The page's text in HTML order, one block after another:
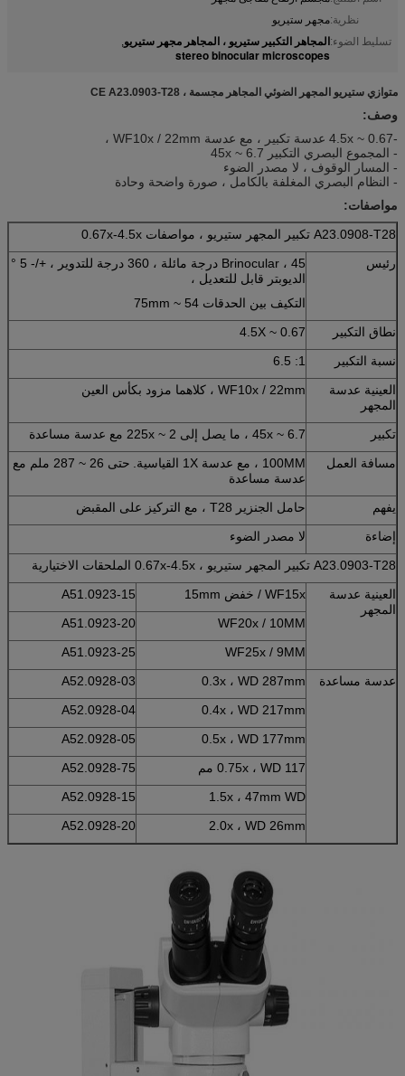
نظرية:مجهر ستيريو
تسليط الضوء:المجاهر التكبير ستيريو ، المجاهر مجهر ستيريو,
stereo binocular microscopes
متوازي ستيريو المجهر الضوئي المجاهر مجسمة ، CE A23.0903-T28
وصف:
-0.67 ~ 4.5x عدسة تكبير ، مع عدسة WF10x / 22mm ،
- المجموع البصري التكبير 6.7 ~ 45x
- المسار الوقوف ، لا مصدر الضوء
- النظام البصري المغلفة بالكامل ، صورة واضحة وحادة
مواصفات:
A23.0908-T28 تكبير المجهر ستيريو ، مواصفات 0.67x-4.5x
رئيس
Brinocular ، 45 درجة مائلة ، 360 درجة للتدوير ، +/- 5 °
الديوبتر قابل للتعديل ،
التكيف بين الحدقات 54 ~ 75mm
نطاق التكبير
0.67 ~ 4.5X
نسبة التكبير
1: 6.5
العينية عدسة
المجهر
WF10x / 22mm ، كلاهما مزود بكأس العين
تكبير
6.7 ~ 45x ، ما يصل إلى 2 ~ 225x مع عدسة مساعدة
مسافة العمل
100MM ، مع عدسة 1X القياسية.
حتى 26 ~ 287 ملم مع
عدسة مساعدة
يفهم
حامل الجنزير T28 ، مع التركيز على المقبض
إضاءة
لا مصدر الضوء
A23.0903-T28 تكبير المجهر ستيريو ، 0.67x-4.5x الملحقات الاختيارية
العينية عدسة
المجهر
WF15x / خفض 15mm
A51.0923-15
WF20x / 10MM
A51.0923-20
WF25x / 9MM
A51.0923-25
عدسة مساعدة
0.3x ، WD 287mm
A52.0928-03
0.4x ، WD 217mm
A52.0928-04
0.5x ، WD 177mm
A52.0928-05
0.75x ، WD 117 مم
A52.0928-75
1.5x ، 47mm WD
A52.0928-15
2.0x ، WD 26mm
A52.0928-20